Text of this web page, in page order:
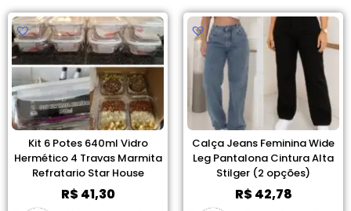
Kit 6 Potes 640ml Vidro
Hermético 4 Travas Marmita
Refratario Star House
R$41,30
Calça Jeans Feminina Wide
Leg Pantalona Cintura Alta
Stilger (2 opções)
R$42,78